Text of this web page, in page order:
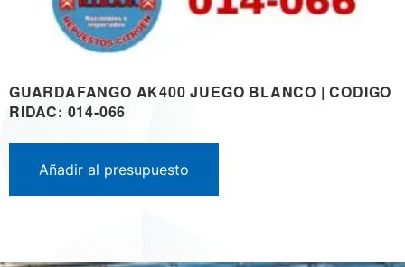
GUARDAFANGO AK400 JUEGO BLANCO | CODIGO
RIDAC: 014-066
Añadir al presupuesto